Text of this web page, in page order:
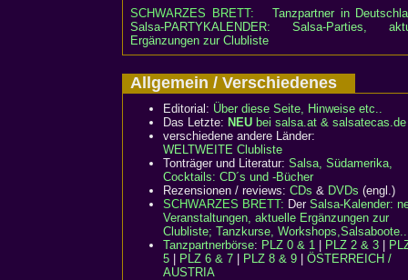
SCHWARZES BRETT:
Tanzpartner in
Salsa-PARTYKALENDER: Salsa-Parties,
Ergänzungen zur Clubliste
Allgemein / Verschiedenes
Editorial: Über diese Seite, Hinweise etc..
Das Letzte: NEU bei salsa.at & salsatecas.de
verschiedene andere Länder:
WELTWEITE Clubliste
Tonträger und Literatur: Salsa, Südamerika,
Cocktails: CD´s und -Bücher
Rezensionen / reviews: CDs & DVDs (engl.)
SCHWARZES BRETT: Der Salsa-Kalender:
Veranstaltungen, aktuelle Ergänzungen zur
Clubliste; Tanzkurse,
Tanzpartnerbörse: PLZ 0 & 1 PLZ 2 & 3
5
PLZ 6 & 7 PLZ 8 & 9
ÖSTERREICH /
AUSTRIA